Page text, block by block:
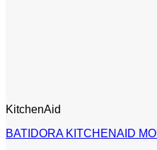
KitchenAid
BATIDORA KITCHENAID